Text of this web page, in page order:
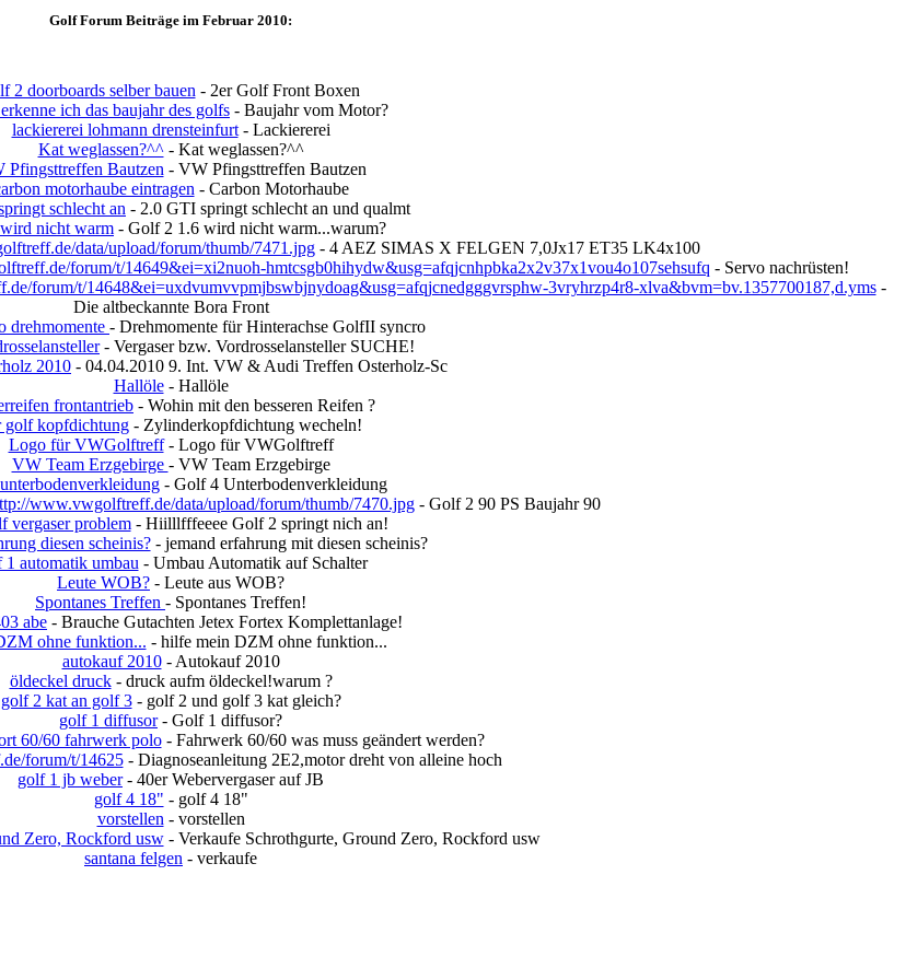
Golf Forum Beiträge im Februar 2010:
2 doorboards selber bauen - 2er Golf Front Boxen
ich das baujahr des golfs - Baujahr vom Motor?
lackiererei lohmann drensteinfurt- Lackiererei
Kat weglassen?^^- Kat weglassen?^^
Pfingsttreffen Bautzen - VW Pfingsttreffen Bautzen
motorhaube eintragen - Carbon Motorhaube
schlecht an - 2.0 GTI springt schlecht an und qualmt
nicht warm - Golf 2 1.6 wird nicht warm...warum?
data/upload/forum/thumb/7471.jpg - 4 AEZ SIMAS X FELGEN 7,0Jx17 ET35 LK4x100
forum/t/14649&ei=xi2nuoh-hmtcsgb0hihydw&usg=afqjcnhpbka2x2v37x1vou4o107sehsufq - Servo nachrüsten!
forum/t/14648&ei=uxdvumvvpmjbswbjnydoag&usg=afqjcnedgggvrsphw-3vryhrzp4r8-xlva&bvm=bv.1357700187,d.yms-
Die altbeckannte Bora Front
drehmomente - Drehmomente für Hinterachse GolfII syncro
- Vergaser bzw. Vordrosselansteller SUCHE!
2010 - 04.04.2010 9. Int. VW & Audi Treffen Osterholz-Sc
Hallöle- Hallöle
frontantrieb - Wohin mit den besseren Reifen ?
golf kopfdichtung - Zylinderkopfdichtung wecheln!
Logo für VWGolftreff- Logo für VWGolftreff
VW Team Erzgebirge - VW Team Erzgebirge
- Golf 4 Unterbodenverkleidung
www.vwgolftreff.de/data/upload/forum/thumb/7470.jpg - Golf 2 90 PS Baujahr 90
vergaser problem- Hiilllfffeeee Golf 2 springt nich an!
diesen scheinis?- jemand erfahrung mit diesen scheinis?
1 automatik umbau - Umbau Automatik auf Schalter
Leute WOB? - Leute aus WOB?
Spontanes Treffen - Spontanes Treffen!
abe - Brauche Gutachten Jetex Fortex Komplettanlage!
ohne funktion... - hilfe mein DZM ohne funktion...
autokauf 2010- Autokauf 2010
öldeckel druck- druck aufm öldeckel!warum ?
golf 2 kat an golf 3- golf 2 und golf 3 kat gleich?
golf 1 diffusor- Golf 1 diffusor?
60/60 fahrwerk polo- Fahrwerk 60/60 was muss geändert werden?
forum/t/14625- Diagnoseanleitung 2E2,motor dreht von alleine hoch
golf 1 jb weber- 40er Webervergaser auf JB
golf 4 18" - golf 4 18"
vorstellen - vorstellen
Zero, Rockford usw- Verkaufe Schrothgurte, Ground Zero, Rockford usw
santana felgen - verkaufe